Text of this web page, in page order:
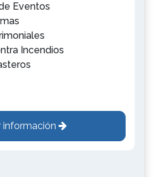
Eventos
Incendios
información